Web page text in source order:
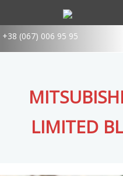
+38 (067) 006 95 95
LIMITED